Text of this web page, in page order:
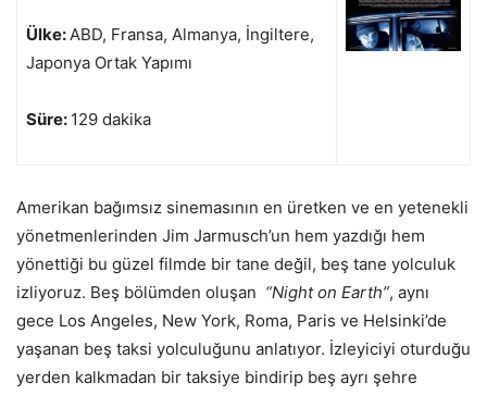
Ülke:ABD, Fransa, Almanya, İngiltere,
Japonya Ortak Yapımı
Süre: 129 dakika
Amerikan bağımsız sinemasının en üretken ve en yetenekli
yönetmenlerinden Jim Jarmusch’un hem yazdığı hem
yönettiği bu güzel filmde bir tane değil, beş tane yolculuk
izliyoruz. Beş bölümden oluşan “Night on Earth”, aynı
gece Los Angeles, New York, Roma, Paris ve Helsinki’de
yaşanan beş taksi yolculuğunu anlatıyor. İzleyiciyi oturduğu
yerden kalkmadan bir taksiye bindirip beş ayrı şehre